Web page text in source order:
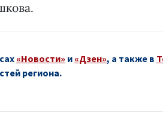
«Новости» и «Дзен», а также в
региона.